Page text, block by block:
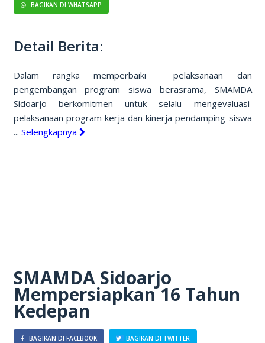
BAGIKAN DI WHATSAPP
Detail Berita:
Dalam rangka memperbaiki pelaksanaan dan
pengembangan program siswa berasrama, SMAMDA
Sidoarjo berkomitmen untuk selalu mengevaluasi
pelaksanaan program kerja dan kinerja pendamping siswa
... Selengkapnya
SMAMDA Sidoarjo
Mempersiapkan 16 Tahun
Kedepan
BAGIKAN DI FACEBOOK BAGIKAN DI TWITTER